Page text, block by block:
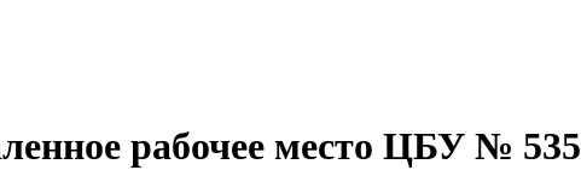
рабочее место ЦБУ № 535